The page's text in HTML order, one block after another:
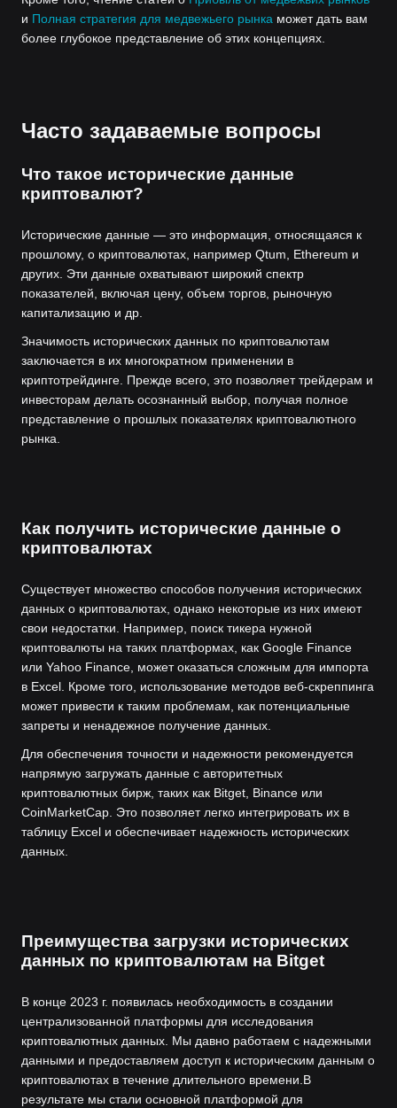
и Полная стратегия для медвежьего рынка может дать вам
более глубокое представление об этих концепциях.
Часто задаваемые вопросы
Что такое исторические данные
криптовалют?
Исторические данные — это информация, относящаяся к
прошлому, о криптовалютах, например Qtum, Ethereum и
других. Эти данные охватывают широкий спектр
показателей, включая цену, объем торгов, рыночную
капитализацию и др.
Значимость исторических данных по криптовалютам
заключается в их многократном применении в
криптотрейдинге. Прежде всего, это позволяет трейдерам и
инвесторам делать осознанный выбор, получая полное
представление о прошлых показателях криптовалютного
рынка.
Как получить исторические данные о
криптовалютах
Существует множество способов получения исторических
данных о криптовалютах, однако некоторые из них имеют
свои недостатки. Например, поиск тикера нужной
криптовалюты на таких платформах, как Google Finance
или Yahoo Finance, может оказаться сложным для импорта
в Excel. Кроме того, использование методов веб-скреппинга
может привести к таким проблемам, как потенциальные
запреты и ненадежное получение данных.
Для обеспечения точности и надежности рекомендуется
напрямую загружать данные с авторитетных
криптовалютных бирж, таких как Bitget, Binance или
CoinMarketCap. Это позволяет легко интегрировать их в
таблицу Excel и обеспечивает надежность исторических
данных.
Преимущества загрузки исторических
данных по криптовалютам на Bitget
В конце 2023 г. появилась необходимость в создании
централизованной платформы для исследования
криптовалютных данных. Мы давно работаем с надежными
данными и предоставляем доступ к историческим данным о
криптовалютах в течение длительного времени.В
результате мы стали основной платформой для